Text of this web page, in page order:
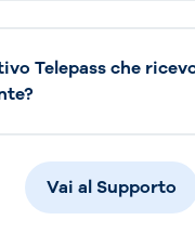
Telepass che
Vai al Supporto